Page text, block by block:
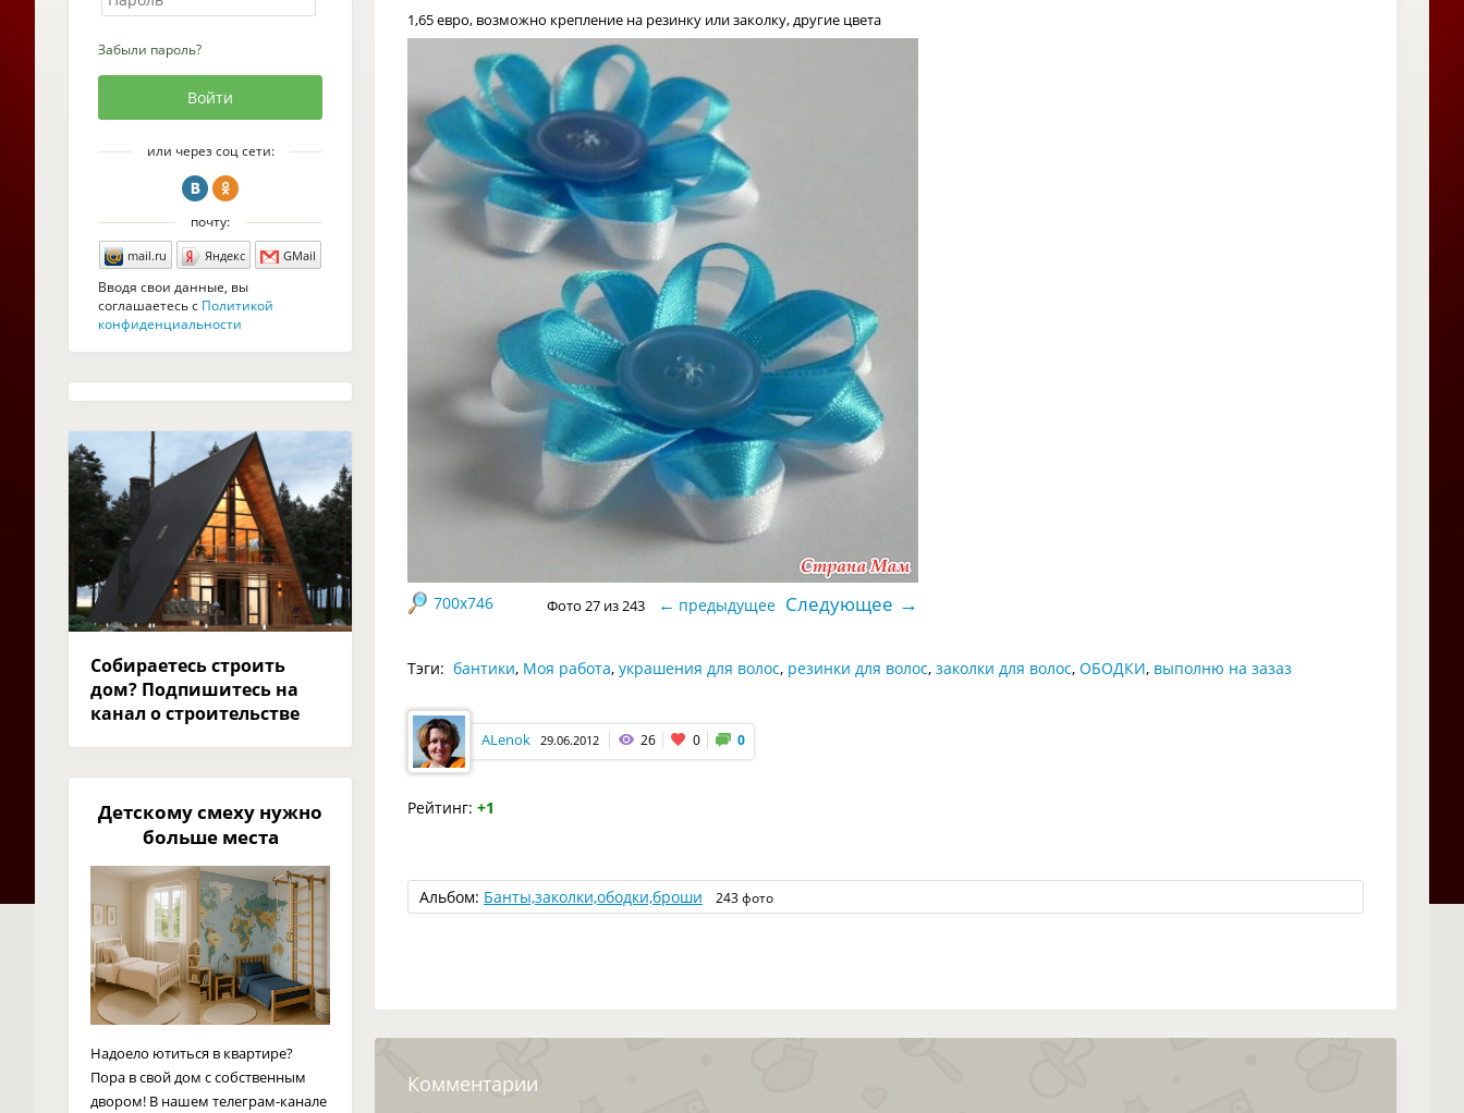
1,65 евро, возможно крепление на резинку или заколку, другие цвета
700x746 Фото 27 из 243 ← предыдущее Следующее →
Тэги: бантики, Моя работа, украшения для волос, резинки для волос, заколки для волос, ОБОДКИ, выполню на зазаз
ALenok 29.06.2012 26 0 0
Рейтинг: +1
Альбом: Банты,заколки,ободки,броши 243 фото
Комментарии
Забыли пароль?
или через соц сети:
почту:
mail.ru Яндекс GMail
Вводя свои данные, вы
соглашаетесь с Политикой
конфиденциальности
Собираетесь строить
дом? Подпишитесь на
канал о строительстве
Детскому смеху нужно
больше места
Надоело ютиться в квартире?
Пора в свой дом с собственным
двором! В нашем телеграм-канале